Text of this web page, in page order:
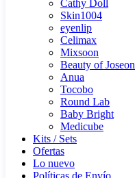
Cathy Doll
Skin1004
eyenlip
Celimax
Mixsoon
Beauty of Joseon
Anua
Tocobo
Round Lab
Baby Bright
Medicube
Kits / Sets
Ofertas
Lo nuevo
Políticas de Envío